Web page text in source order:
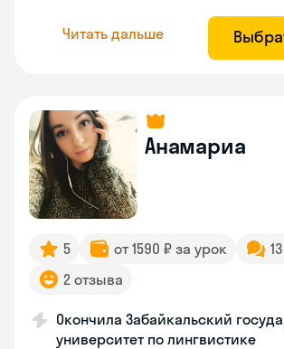
Читать дальше
Анамариа
5 от 1590 ₽ за урок
2 отзыва
Окончила Забайкальский
университет по лингвистике